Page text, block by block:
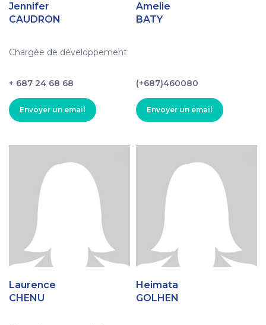
Jennifer
CAUDRON
Chargée de développement
+ 687 24 68 68
Envoyer un email
Amelie
BATY
(+687)460080
Envoyer un email
Laurence
CHENU
Heimata
GOLHEN